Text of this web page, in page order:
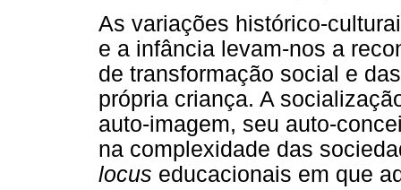
As variações histórico-
e a infância levam-nos a
de transformação social e
própria criança. A
auto-imagem, seu auto-
na complexidade das
locus educacionais em que